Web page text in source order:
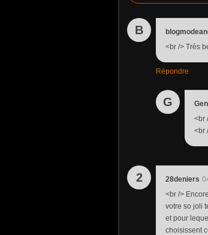
B
<br /> Très
Répondre
G
<br
<br
2 28deniers
<br />
votre so joli
et pour
choisissent